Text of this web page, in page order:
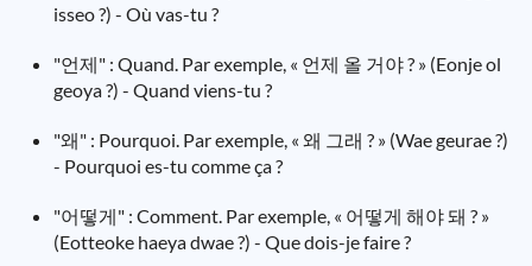
isseo ?) - Où vas-tu ?
"언제" : Quand. Par exemple, « 언제 올 거야 ? » (Eonje ol
geoya ?) - Quand viens-tu ?
"왜" : Pourquoi. Par exemple, « 왜 그래 ? » (Wae geurae ?)
- Pourquoi es-tu comme ça ?
"어떻게" : Comment. Par exemple, « 어떻게 해야 돼 ? »
(Eotteoke haeya dwae ?) - Que dois-je faire ?